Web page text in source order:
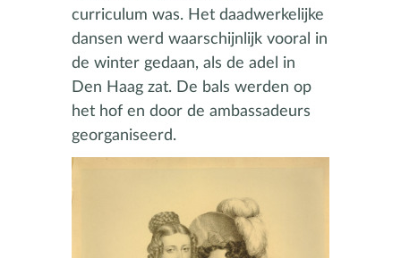
curriculum was. Het daadwerkelijke
dansen werd waarschijnlijk vooral in
de winter gedaan, als de adel in
Den Haag zat. De bals werden op
het hof en door de ambassadeurs
georganiseerd.